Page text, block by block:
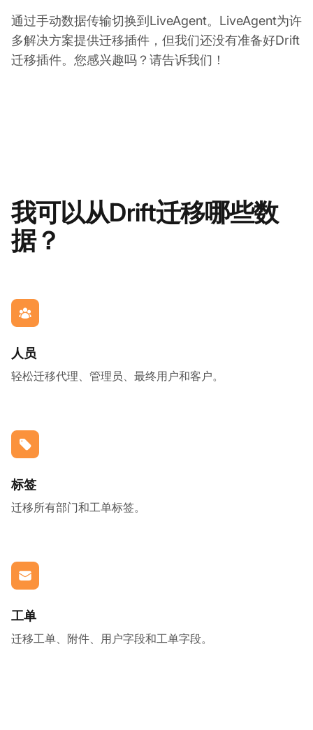
通过手动数据传输切换到LiveAgent。LiveAgent为许
多解决方案提供迁移插件，但我们还没有准备好Drift
迁移插件。您感兴趣吗？请告诉我们！
我可以从Drift迁移哪些数
据？
人员
轻松迁移代理、管理员、最终用户和客户。
标签
迁移所有部门和工单标签。
工单
迁移工单、附件、用户字段和工单字段。